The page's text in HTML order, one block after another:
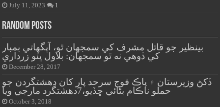
July 11, 2023 1
Random Posts
بينظير جو قاتل مشرف کي سمجهان ٿو، آپگهاتي بمبار
کي ڏوهي نه ٿو سمجهان: بلاول ڀٽو زرداري
December 28, 2017
ڏکڻ وزيرستان ۾ پاڪ فوج سرحد پار کان دهشتگردن جو
حملو ناڪام بڻائي ڇڏيو،7دهشتگرد مارجي ويا
October 3, 2018